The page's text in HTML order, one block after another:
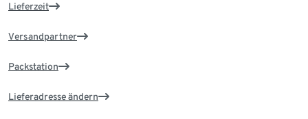
Lieferzeit
Versandpartner
Packstation
Lieferadresse ändern